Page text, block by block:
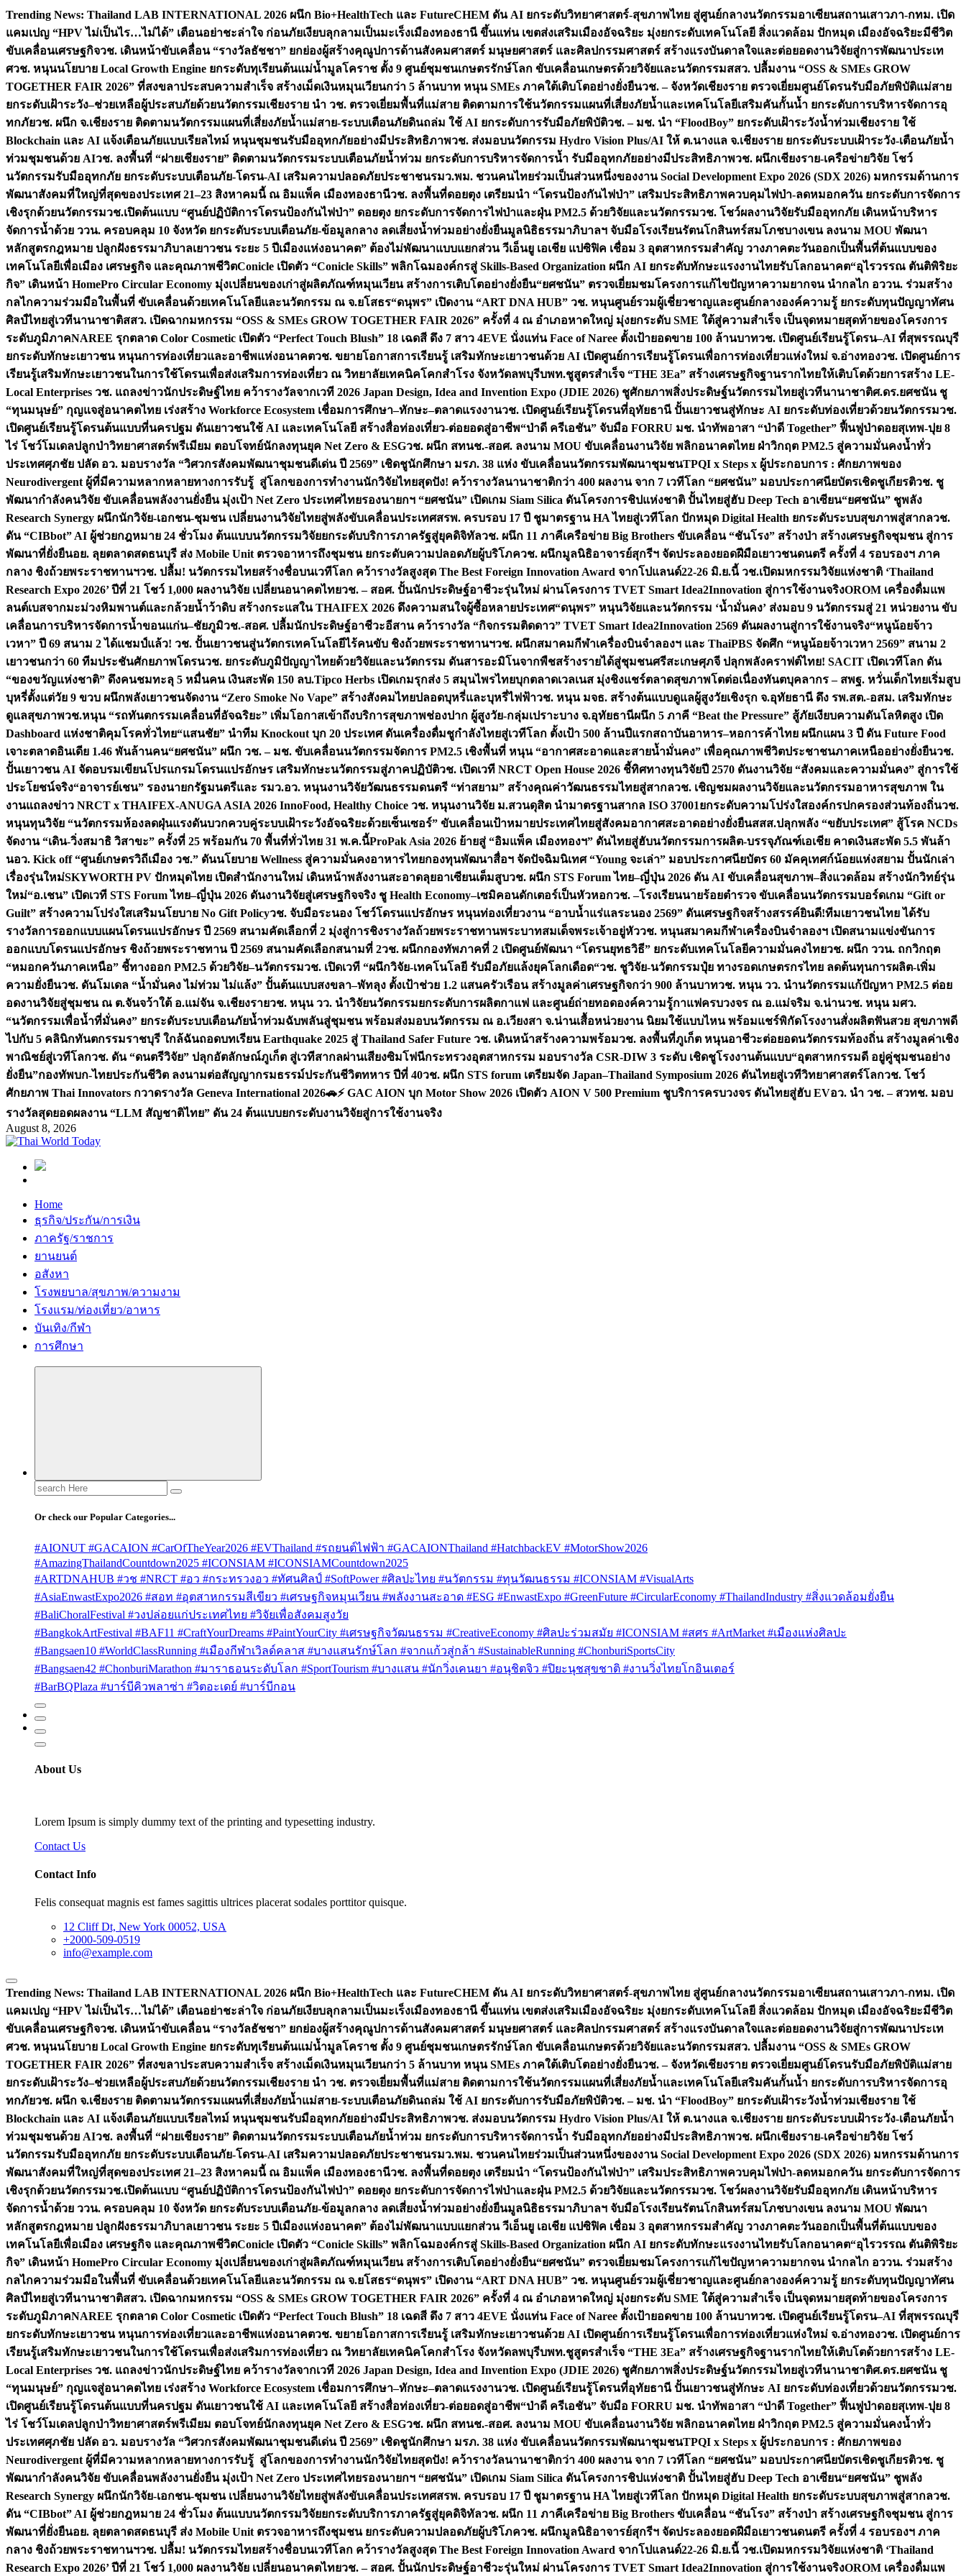
Skip
content
Trending News: Thailand LAB INTERNATIONAL 2026 ผนึก Bio+HealthTech และ FutureCHEM ดัน AI ยกระดับวิทยาศาสตร์-สุขภาพไทย สู่ศูนย์กลางนวัตกรรมอาเซียนสถานเสาวภา-กทม. เปิด
แคมเปญ “HPV ไม่เป็นไร…ไม่ได้” เตือนอย่าชะล่าใจ ก่อนภัยเงียบลุกลามเป็นมะเร็งเมืองทองธานี ขึ้นแท่น เขตส่งเสริมเมืองอัจฉริยะ มุ่งยกระดับเทคโนโลยี สิ่งแวดล้อม ปักหมุด เมืองอัจฉริยะมีชีวิต
ขับเคลื่อนเศรษฐกิจวช. เดินหน้าขับเคลื่อน “รางวัลธัชชา” ยกย่องผู้สร้างคุณูปการด้านสังคมศาสตร์ มนุษยศาสตร์ และศิลปกรรมศาสตร์ สร้างแรงบันดาลใจและต่อยอดงานวิจัยสู่การพัฒนาประเท
ศวช. หนุนนโยบาย Local Growth Engine ยกระดับทุเรียนต้นแม่น้ำมูลโคราช ตั้ง 9 ศูนย์ชุมชนเกษตรรักษ์โลก ขับเคลื่อนเกษตรด้วยวิจัยและนวัตกรรมสสว. ปลื้มงาน “OSS & SMEs GROW
TOGETHER FAIR 2026” ที่สงขลาประสบความสำเร็จ สร้างเม็ดเงินหมุนเวียนกว่า 5 ล้านบาท หนุน SMEs ภาคใต้เติบโตอย่างยั่งยืนวช. – จังหวัดเชียงราย ตรวจเยี่ยมศูนย์โดรนรับมือภัยพิบัติแม่สาย
ยกระดับเฝ้าระวัง–ช่วยเหลือผู้ประสบภัยด้วยนวัตกรรมเชียงราย นำ วช. ตรวจเยี่ยมพื้นที่แม่สาย ติดตามการใช้นวัตกรรมแผนที่เสี่ยงภัยน้ำและเทคโนโลยีเสริมคันกั้นน้ำ ยกระดับการบริหารจัดการอุ
ทกภัยวช. ผนึก จ.เชียงราย ติดตามนวัตกรรมแผนที่เสี่ยงภัยน้ำแม่สาย-ระบบเตือนภัยดินถล่ม ใช้ AI ยกระดับการรับมือภัยพิบัติวช. – มช. นำ “FloodBoy” ยกระดับเฝ้าระวังน้ำท่วมเชียงราย ใช้
Blockchain และ AI แจ้งเตือนภัยแบบเรียลไทม์ หนุนชุมชนรับมืออุทกภัยอย่างมีประสิทธิภาพวช. ส่งมอบนวัตกรรม Hydro Vision Plus/AI ให้ ต.นางแล จ.เชียงราย ยกระดับระบบเฝ้าระวัง-เตือนภัยน้ำ
ท่วมชุมชนด้วย AIวช. ลงพื้นที่ “ฝายเชียงราย” ติดตามนวัตกรรมระบบเตือนภัยน้ำท่วม ยกระดับการบริหารจัดการน้ำ รับมืออุทกภัยอย่างมีประสิทธิภาพวช. ผนึกเชียงราย-เครือข่ายวิจัย โชว์
นวัตกรรมรับมืออุทกภัย ยกระดับระบบเตือนภัย-โดรน-AI เสริมความปลอดภัยประชาชนรมว.พม. ชวนคนไทยร่วมเป็นส่วนหนึ่งของงาน Social Development Expo 2026 (SDX 2026) มหกรรมด้านการ
พัฒนาสังคมที่ใหญ่ที่สุดของประเทศ 21–23 สิงหาคมนี้ ณ อิมแพ็ค เมืองทองธานีวช. ลงพื้นที่ดอยตุง เตรียมนำ “โดรนป้องกันไฟป่า” เสริมประสิทธิภาพควบคุมไฟป่า-ลดหมอกควัน ยกระดับการจัดการ
เชิงรุกด้วยนวัตกรรมวช.เปิดต้นแบบ “ศูนย์ปฏิบัติการโดรนป้องกันไฟป่า” ดอยตุง ยกระดับการจัดการไฟป่าและฝุ่น PM2.5 ด้วยวิจัยและนวัตกรรมวช. โชว์ผลงานวิจัยรับมืออุทกภัย เดินหน้าบริหาร
จัดการน้ำด้วย ววน. ครอบคลุม 10 จังหวัด ยกระดับระบบเตือนภัย-ข้อมูลกลาง ลดเสี่ยงน้ำท่วมอย่างยั่งยืนมูลนิธิธรรมาภิบาลฯ จับมือโรงเรียนรัตนโกสินทร์สมโภชบางเขน ลงนาม MOU พัฒนา
หลักสูตรกฎหมาย ปลูกฝังธรรมาภิบาลเยาวชน ระยะ 5 ปีเมืองแห่งอนาคต” ต้องไม่พัฒนาแบบแยกส่วน วีเอ็นยู เอเชีย แปซิฟิค เชื่อม 3 อุตสาหกรรมสำคัญ วางภาคตะวันออกเป็นพื้นที่ต้นแบบของ
เทคโนโลยีเพื่อเมือง เศรษฐกิจ และคุณภาพชีวิตConicle เปิดตัว “Conicle Skills” พลิกโฉมองค์กรสู่ Skills-Based Organization ผนึก AI ยกระดับทักษะแรงงานไทยรับโลกอนาคต“อุไรวรรณ ตันติพิริยะ
กิจ” เดินหน้า HomePro Circular Economy มุ่งเปลี่ยนของเก่าสู่ผลิตภัณฑ์หมุนเวียน สร้างการเติบโตอย่างยั่งยืน“ยศชนัน” ตรวจเยี่ยมชมโครงการแก้ไขปัญหาความยากจน นำกลไก อววน. ร่วมสร้าง
กลไกความร่วมมือในพื้นที่ ขับเคลื่อนด้วยเทคโนโลยีและนวัตกรรม ณ จ.ยโสธร“ดนุพร” เปิดงาน “ART DNA HUB” วช. หนุนศูนย์รวมผู้เชี่ยวชาญและศูนย์กลางองค์ความรู้ ยกระดับทุนปัญญาทัศน
ศิลป์ไทยสู่เวทีนานาชาติสสว. เปิดฉากมหกรรม “OSS & SMEs GROW TOGETHER FAIR 2026” ครั้งที่ 4 ณ อำเภอหาดใหญ่ มุ่งยกระดับ SME ใต้สู่ความสำเร็จ เป็นจุดหมายสุดท้ายของโครงการ
ระดับภูมิภาคNAREE รุกตลาด Color Cosmetic เปิดตัว “Perfect Touch Blush” 18 เฉดสี ดึง 7 สาว 4EVE นั่งแท่น Face of Naree ตั้งเป้ายอดขาย 100 ล้านบาทวช. เปิดศูนย์เรียนรู้โดรน–AI ที่สุพรรณบุรี
ยกระดับทักษะเยาวชน หนุนการท่องเที่ยวและอาชีพแห่งอนาคตวช. ขยายโอกาสการเรียนรู้ เสริมทักษะเยาวชนด้วย AI เปิดศูนย์การเรียนรู้โดรนเพื่อการท่องเที่ยวแห่งใหม่ จ.อ่างทองวช. เปิดศูนย์การ
เรียนรู้เสริมทักษะเยาวชนในการใช้โดรนเพื่อส่งเสริมการท่องเที่ยว ณ วิทยาลัยเทคนิคโคกสำโรง จังหวัดลพบุรีบพท.ชูสูตรสำเร็จ “THE 3Ea” สร้างเศรษฐกิจฐานรากไทยให้เติบโตด้วยการสร้าง LE-
Local Enterprises วช. แถลงข่าวนักประดิษฐ์ไทย คว้ารางวัลจากเวที 2026 Japan Design, Idea and Invention Expo (JDIE 2026) ชูศักยภาพสิ่งประดิษฐ์นวัตกรรมไทยสู่เวทีนานาชาติศ.ดร.ยศชนัน ชู
“ทุนมนุษย์” กุญแจสู่อนาคตไทย เร่งสร้าง Workforce Ecosystem เชื่อมการศึกษา–ทักษะ–ตลาดแรงงานวช. เปิดศูนย์เรียนรู้โดรนที่อุทัยธานี ปั้นเยาวชนสู่ทักษะ AI ยกระดับท่องเที่ยวด้วยนวัตกรรมวช.
เปิดศูนย์เรียนรู้โดรนต้นแบบที่นครปฐม ดันเยาวชนใช้ AI และเทคโนโลยี สร้างสื่อท่องเที่ยว-ต่อยอดสู่อาชีพ“ป่าดี ครีเอชัน” จับมือ FORRU มช. นำทัพอาสา “ป่าดี Together” ฟื้นฟูป่าดอยสุเทพ-ปุย 8
ไร่ โชว์โมเดลปลูกป่าวิทยาศาสตร์พรีเมียม ตอบโจทย์นักลงทุนยุค Net Zero & ESGวช. ผนึก สทนช.-สอศ. ลงนาม MOU ขับเคลื่อนงานวิจัย พลิกอนาคตไทย ฝ่าวิกฤต PM2.5 สู่ความมั่นคงน้ำทั่ว
ประเทศศุภชัย ปลัด อว. มอบรางวัล “วิศวกรสังคมพัฒนาชุมชนดีเด่น ปี 2569” เชิดชูนักศึกษา มรภ. 38 แห่ง ขับเคลื่อนนวัตกรรมพัฒนาชุมชนTPQI x Steps x ผู้ประกอบการ : ศักยภาพของ
Neurodivergent ผู้ที่มีความหลากหลายทางการรับรู้ สู่โลกของการทำงานนักวิจัยไทยสุดปัง! คว้ารางวัลนานาชาติกว่า 400 ผลงาน จาก 7 เวทีโลก “ยศชนัน” มอบประกาศนียบัตรเชิดชูเกียรติวช. ชู
พัฒนากำลังคนวิจัย ขับเคลื่อนพลังงานยั่งยืน มุ่งเป้า Net Zero ประเทศไทยรองนายกฯ “ยศชนัน” เปิดเกม Siam Silica ดันโครงการชิปแห่งชาติ ปั้นไทยสู่ฮับ Deep Tech อาเซียน“ยศชนัน” ชูพลัง
Research Synergy ผนึกนักวิจัย-เอกชน-ชุมชน เปลี่ยนงานวิจัยไทยสู่พลังขับเคลื่อนประเทศสรพ. ครบรอบ 17 ปี ชูมาตรฐาน HA ไทยสู่เวทีโลก ปักหมุด Digital Health ยกระดับระบบสุขภาพสู่สากลวช.
ดัน “CIBbot” AI ผู้ช่วยกฎหมาย 24 ชั่วโมง ต้นแบบนวัตกรรมวิจัยยกระดับบริการภาครัฐสู่ยุคดิจิทัลวช. ผนึก 11 ภาคีเครือข่าย Big Brothers ขับเคลื่อน “ชันโรง” สร้างป่า สร้างเศรษฐกิจชุมชน สู่การ
พัฒนาที่ยั่งยืนอย. ลุยตลาดสดธนบุรี ส่ง Mobile Unit ตรวจอาหารถึงชุมชน ยกระดับความปลอดภัยผู้บริโภควช. ผนึกมูลนิธิอาจารย์สุกรีฯ จัดประลองยอดฝีมือเยาวชนดนตรี ครั้งที่ 4 รอบรองฯ ภาค
กลาง ชิงถ้วยพระราชทานฯวช. ปลื้ม! นวัตกรรมไทยสร้างชื่อบนเวทีโลก คว้ารางวัลสูงสุด The Best Foreign Innovation Award จากโปแลนด์22-26 มิ.ย.นี้ วช.เปิดมหกรรมวิจัยแห่งชาติ ‘Thailand
Research Expo 2026’ ปีที่ 21 โชว์ 1,000 ผลงานวิจัย เปลี่ยนอนาคตไทยวช. – สอศ. ปั้นนักประดิษฐ์อาชีวะรุ่นใหม่ ผ่านโครงการ TVET Smart Idea2Innovation สู่การใช้งานจริงOROM เครื่องดื่มแพ
ลนต์เบสจากมะม่วงหิมพานต์และกล้วยน้ำว้าดิบ สร้างกระแสใน THAIFEX 2026 ดึงความสนใจผู้ซื้อหลายประเทศ“ดนุพร” หนุนวิจัยและนวัตกรรม ‘น้ำมั่นคง’ ส่งมอบ 9 นวัตกรรมสู่ 21 หน่วยงาน ขับ
เคลื่อนการบริหารจัดการน้ำขอนแก่น–ชัยภูมิวช.-สอศ. ปลื้มนักประดิษฐ์อาชีวะอีสาน คว้ารางวัล “กิจกรรมติดดาว” TVET Smart Idea2Innovation 2569 ดันผลงานสู่การใช้งานจริง“หนูน้อยจ้าว
เวหา” ปี 69 สนาม 2 ได้แชมป์แล้ว! วช. ปั้นเยาวชนสู่นวัตกรเทคโนโลยีไร้คนขับ ชิงถ้วยพระราชทานฯวช. ผนึกสมาคมกีฬาเครื่องบินจำลองฯ และ ThaiPBS จัดศึก “หนูน้อยจ้าวเวหา 2569” สนาม 2
เยาวชนกว่า 60 ทีมประชันศักยภาพโดรนวช. ยกระดับภูมิปัญญาไทยด้วยวิจัยและนวัตกรรม ดันสารอะมิโนจากพืชสร้างรายได้สู่ชุมชนศรีสะเกษศุภจี ปลุกพลังคราฟต์ไทย! SACIT เปิดเวทีโลก ดัน
“ของขวัญแห่งชาติ” ดึงคนชมทะลุ 5 หมื่นคน เงินสะพัด 150 ลบ.Tipco Herbs เปิดเกมรุกส่ง 5 สมุนไพรไทยบุกตลาดเวลเนส มุ่งชิงแชร์ตลาดสุขภาพโตต่อเนื่องทันตบุคลากร – สพฐ. หวั่นเด็กไทยเริ่มสูบ
บุหรี่ตั้งแต่วัย 9 ขวบ ผนึกพลังเยาวชนจัดงาน “Zero Smoke No Vape” สร้างสังคมไทยปลอดบุหรี่และบุหรี่ไฟฟ้าวช. หนุน มจธ. สร้างต้นแบบดูแลผู้สูงวัยเชิงรุก จ.อุทัยธานี ดึง รพ.สต.-อสม. เสริมทักษะ
ดูแลสุขภาพวช.หนุน “รถทันตกรรมเคลื่อนที่อัจฉริยะ” เพิ่มโอกาสเข้าถึงบริการสุขภาพช่องปาก ผู้สูงวัย-กลุ่มเปราะบาง จ.อุทัยธานีผนึก 5 ภาคี “Beat the Pressure” สู้ภัยเงียบความดันโลหิตสูง เปิด
Dashboard แห่งชาติคุมโรคทั่วไทย“แสนชัย” นำทีม Knockout บุก 20 ประเทศ ดันเครื่องดื่มชูกำลังไทยสู่เวทีโลก ตั้งเป้า 500 ล้านปีแรกสถาบันอาหาร–หอการค้าไทย ผนึกแผน 3 ปี ดัน Future Food
เจาะตลาดอินเดีย 1.46 พันล้านคน“ยศชนัน” ผนึก วช. – มช. ขับเคลื่อนนวัตกรรมจัดการ PM2.5 เชิงพื้นที่ หนุน “อากาศสะอาดและสายน้ำมั่นคง” เพื่อคุณภาพชีวิตประชาชนภาคเหนืออย่างยั่งยืนวช.
ปั้นเยาวชน AI จัดอบรมเขียนโปรแกรมโดรนแปรอักษร เสริมทักษะนวัตกรรมสู่ภาคปฏิบัติวช. เปิดเวที NRCT Open House 2026 ชี้ทิศทางทุนวิจัยปี 2570 ดันงานวิจัย “สังคมและความมั่นคง” สู่การใช้
ประโยชน์จริง“อาจารย์เชน” รองนายกรัฐมนตรีและ รมว.อว. หนุนงานวิจัยวัฒนธรรมดนตรี “ท่าสยาม” สร้างคุณค่าวัฒนธรรมไทยสู่สากลวช. เชิญชมผลงานวิจัยและนวัตกรรมอาหารสุขภาพ ใน
งานแถลงข่าว NRCT x THAIFEX-ANUGA ASIA 2026 InnoFood, Healthy Choice วช. หนุนงานวิจัย ม.สวนดุสิต นำมาตรฐานสากล ISO 37001ยกระดับความโปร่งใสองค์กรปกครองส่วนท้องถิ่นวช.
หนุนทุนวิจัย “นวัตกรรมห้องลดฝุ่นแรงดันบวกควบคู่ระบบเฝ้าระวังอัจฉริยะด้วยเซ็นเซอร์” ขับเคลื่อนเป้าหมายประเทศไทยสู่สังคมอากาศสะอาดอย่างยั่งยืนสสส.ปลุกพลัง “ขยับประเทศ” สู้โรค NCDs
จัดงาน “เดิน-วิ่งสมาธิ วิสาขะ” ครั้งที่ 25 พร้อมกัน 70 พื้นที่ทั่วไทย 31 พ.ค.นี้ProPak Asia 2026 ย้ายสู่ “อิมแพ็ค เมืองทองฯ” ดันไทยสู่ฮับนวัตกรรมการผลิต-บรรจุภัณฑ์เอเชีย คาดเงินสะพัด 5.5 พันล้า
นอว. Kick off “ศูนย์เกษตรวิถีเมือง วช.” ดันนโยบาย Wellness สู่ความมั่นคงอาหารไทยกองทุนพัฒนาสื่อฯ จัดปัจฉิมนิเทศ “Young จะเล่า” มอบประกาศนียบัตร 60 มัคคุเทศก์น้อยแห่งสยาม ปั้นนักเล่า
เรื่องรุ่นใหม่SKYWORTH PV ปักหมุดไทย เปิดสำนักงานใหม่ เดินหน้าพลังงานสะอาดลุยอาเซียนเต็มสูบวช. ผนึก STS Forum ไทย–ญี่ปุ่น 2026 ดัน AI ขับเคลื่อนสุขภาพ–สิ่งแวดล้อม สร้างนักวิทย์รุ่น
ใหม่“อ.เชน” เปิดเวที STS Forum ไทย–ญี่ปุ่น 2026 ดันงานวิจัยสู่เศรษฐกิจจริง ชู Health Economy–เซมิคอนดักเตอร์เป็นหัวหอกวช. –โรงเรียนนายร้อยตำรวจ ขับเคลื่อนนวัตกรรมบอร์ดเกม “Gift or
Guilt” สร้างความโปร่งใสเสริมนโยบาย No Gift Policyวช. จับมือระนอง โชว์โดรนแปรอักษร หนุนท่องเที่ยวงาน “อาบน้ำแร่แลระนอง 2569” ดันเศรษฐกิจสร้างสรรค์ยินดี!ทีมเยาวชนไทย ได้รับ
รางวัลการออกแบบแผนโดรนแปรอักษร ปี 2569 สนามคัดเลือกที่ 2 มุ่งสู่การชิงรางวัลถ้วยพระราชทานพระบาทสมเด็จพระเจ้าอยู่หัววช. หนุนสมาคมกีฬาเครื่องบินจำลองฯ เปิดสนามแข่งขันการ
ออกแบบโดรนแปรอักษร ชิงถ้วยพระราชทาน ปี 2569 สนามคัดเลือกสนามที่ 2วช. ผนึกกองทัพภาคที่ 2 เปิดศูนย์พัฒนา “โดรนยุทธวิธี” ยกระดับเทคโนโลยีความมั่นคงไทยวช. ผนึก ววน. ถกวิกฤต
“หมอกควันภาคเหนือ” ชี้ทางออก PM2.5 ด้วยวิจัย–นวัตกรรมวช. เปิดเวที “ผนึกวิจัย-เทคโนโลยี รับมือภัยแล้งยุคโลกเดือด“วช. ชูวิจัย-นวัตกรรมปุ๋ย ทางรอดเกษตรกรไทย ลดต้นทุนการผลิต-เพิ่ม
ความยั่งยืนวช. ดันโมเดล “น้ำมั่นคง ไม่ท่วม ไม่แล้ง” ปั้นต้นแบบสงขลา–พัทลุง ตั้งเป้าช่วย 1.2 แสนครัวเรือน สร้างมูลค่าเศรษฐกิจกว่า 900 ล้านบาทวช. หนุน วว. นำนวัตกรรมแก้ปัญหา PM2.5 ต่อย
อดงานวิจัยสู่ชุมชน ณ ต.จันจว้าใต้ อ.แม่จัน จ.เชียงรายวช. หนุน วว. นำวิจัยนวัตกรรมยกระดับการผลิตกาแฟ และศูนย์ถ่ายทอดองค์ความรู้กาแฟครบวงจร ณ อ.แม่จริม จ.น่านวช. หนุน มศว.
“นวัตกรรมเพื่อน้ำที่มั่นคง” ยกระดับระบบเตือนภัยน้ำท่วมฉับพลันสู่ชุมชน พร้อมส่งมอบนวัตกรรม ณ อ.เวียงสา จ.น่านเสื้อหน่วยงาน นิยมใช้แบบไหน พร้อมแชร์พิกัดโรงงานสั่งผลิตฟันสวย สุขภาพดี
ไปกับ 5 คลินิกทันตกรรมราชบุรี ใกล้ฉันถอดบทเรียน Earthquake 2025 สู่ Thailand Safer Future วช. เดินหน้าสร้างความพร้อมวช. ลงพื้นที่ภูเก็ต หนุนอาชีวะต่อยอดนวัตกรรมท้องถิ่น สร้างมูลค่าเชิง
พาณิชย์สู่เวทีโลกวช. ดัน “ดนตรีวิจัย” ปลุกอัตลักษณ์ภูเก็ต สู่เวทีสากลผ่านเสียงซิมโฟนีกระทรวงอุตสาหกรรม มอบรางวัล CSR-DIW 3 ระดับ เชิดชูโรงงานต้นแบบ“อุตสาหกรรมดี อยู่คู่ชุมชนอย่าง
ยั่งยืน”กองทัพบก-ไทยประกันชีวิต ลงนามต่อสัญญากรมธรรม์ประกันชีวิตทหาร ปีที่ 40วช. ผนึก STS forum เตรียมจัด Japan–Thailand Symposium 2026 ดันไทยสู่เวทีวิทยาศาสตร์โลกวช. โชว์
ศักยภาพ Thai Innovators กวาดรางวัล Geneva International 2026🚗⚡️ GAC AION บุก Motor Show 2026 เปิดตัว AION V 500 Premium ชูบริการครบวงจร ดันไทยสู่ฮับ EVอว. นำ วช. – สวทช. มอบ
รางวัลสุดยอดผลงาน “LLM สัญชาติไทย” ดัน 24 ต้นแบบยกระดับงานวิจัยสู่การใช้งานจริง
August 8, 2026
Home
ธุรกิจ/ประกัน/การเงิน
ภาครัฐ/ราชการ
ยานยนต์
อสังหา
โรงพยบาล/สุขภาพ/ความงาม
โรงแรม/ท่องเที่ยว/อาหาร
บันเทิง/กีฬา
การศึกษา
Search
for:
Or check our Popular Categories...
#AIONUT #GACAION #CarOfTheYear2026 #EVThailand #รถยนต์ไฟฟ้า #GACAIONThailand #HatchbackEV #MotorShow2026
#AmazingThailandCountdown2025 #ICONSIAM #ICONSIAMCountdown2025
#ARTDNAHUB #วช #NRCT #อว #กระทรวงอว #ทัศนศิลป์ #SoftPower #ศิลปะไทย #นวัตกรรม #ทุนวัฒนธรรม #ICONSIAM #VisualArts
#AsiaEnwastExpo2026 #สอท #อุตสาหกรรมสีเขียว #เศรษฐกิจหมุนเวียน #พลังงานสะอาด #ESG #EnwastExpo #GreenFuture #CircularEconomy #ThailandIndustry #สิ่งแวดล้อมยั่งยืน
#BaliChoralFestival #วงปล่อยแก่ประเทศไทย #วิจัยเพื่อสังคมสูงวัย
#BangkokArtFestival #BAF11 #CraftYourDreams #PaintYourCity #เศรษฐกิจวัฒนธรรม #CreativeEconomy #ศิลปะร่วมสมัย #ICONSIAM #สศร #ArtMarket #เมืองแห่งศิลปะ
#Bangsaen10 #WorldClassRunning #เมืองกีฬาเวิลด์คลาส #บางแสนรักษ์โลก #จากแก้วสู่กล้า #SustainableRunning #ChonburiSportsCity
#Bangsaen42 #ChonburiMarathon #มาราธอนระดับโลก #SportTourism #บางแสน #นักวิ่งเคนยา #อนุชิตจิว #ปิยะนุชสุขชาติ #งานวิ่งไทยโกอินเตอร์
#BarBQPlaza #บาร์บีคิวพลาซ่า #วิตอะเดย์ #บาร์บีกอน
About Us
Lorem Ipsum is simply dummy text of the printing and typesetting industry.
Contact Us
Contact Info
Felis consequat magnis est fames sagittis ultrices placerat sodales porttitor quisque.
12 Cliff Dt, New York 00052, USA
+2000-509-0519
info@example.com
Trending News: Thailand LAB INTERNATIONAL 2026 ผนึก Bio+HealthTech และ FutureCHEM ดัน AI ยกระดับวิทยาศาสตร์-สุขภาพไทย สู่ศูนย์กลางนวัตกรรมอาเซียนสถานเสาวภา-กทม. เปิด
แคมเปญ “HPV ไม่เป็นไร…ไม่ได้” เตือนอย่าชะล่าใจ ก่อนภัยเงียบลุกลามเป็นมะเร็งเมืองทองธานี ขึ้นแท่น เขตส่งเสริมเมืองอัจฉริยะ มุ่งยกระดับเทคโนโลยี สิ่งแวดล้อม ปักหมุด เมืองอัจฉริยะมีชีวิต
ขับเคลื่อนเศรษฐกิจวช. เดินหน้าขับเคลื่อน “รางวัลธัชชา” ยกย่องผู้สร้างคุณูปการด้านสังคมศาสตร์ มนุษยศาสตร์ และศิลปกรรมศาสตร์ สร้างแรงบันดาลใจและต่อยอดงานวิจัยสู่การพัฒนาประเท
ศวช. หนุนนโยบาย Local Growth Engine ยกระดับทุเรียนต้นแม่น้ำมูลโคราช ตั้ง 9 ศูนย์ชุมชนเกษตรรักษ์โลก ขับเคลื่อนเกษตรด้วยวิจัยและนวัตกรรมสสว. ปลื้มงาน “OSS & SMEs GROW
TOGETHER FAIR 2026” ที่สงขลาประสบความสำเร็จ สร้างเม็ดเงินหมุนเวียนกว่า 5 ล้านบาท หนุน SMEs ภาคใต้เติบโตอย่างยั่งยืนวช. – จังหวัดเชียงราย ตรวจเยี่ยมศูนย์โดรนรับมือภัยพิบัติแม่สาย
ยกระดับเฝ้าระวัง–ช่วยเหลือผู้ประสบภัยด้วยนวัตกรรมเชียงราย นำ วช. ตรวจเยี่ยมพื้นที่แม่สาย ติดตามการใช้นวัตกรรมแผนที่เสี่ยงภัยน้ำและเทคโนโลยีเสริมคันกั้นน้ำ ยกระดับการบริหารจัดการอุ
ทกภัยวช. ผนึก จ.เชียงราย ติดตามนวัตกรรมแผนที่เสี่ยงภัยน้ำแม่สาย-ระบบเตือนภัยดินถล่ม ใช้ AI ยกระดับการรับมือภัยพิบัติวช. – มช. นำ “FloodBoy” ยกระดับเฝ้าระวังน้ำท่วมเชียงราย ใช้
Blockchain และ AI แจ้งเตือนภัยแบบเรียลไทม์ หนุนชุมชนรับมืออุทกภัยอย่างมีประสิทธิภาพวช. ส่งมอบนวัตกรรม Hydro Vision Plus/AI ให้ ต.นางแล จ.เชียงราย ยกระดับระบบเฝ้าระวัง-เตือนภัยน้ำ
ท่วมชุมชนด้วย AIวช. ลงพื้นที่ “ฝายเชียงราย” ติดตามนวัตกรรมระบบเตือนภัยน้ำท่วม ยกระดับการบริหารจัดการน้ำ รับมืออุทกภัยอย่างมีประสิทธิภาพวช. ผนึกเชียงราย-เครือข่ายวิจัย โชว์
นวัตกรรมรับมืออุทกภัย ยกระดับระบบเตือนภัย-โดรน-AI เสริมความปลอดภัยประชาชนรมว.พม. ชวนคนไทยร่วมเป็นส่วนหนึ่งของงาน Social Development Expo 2026 (SDX 2026) มหกรรมด้านการ
พัฒนาสังคมที่ใหญ่ที่สุดของประเทศ 21–23 สิงหาคมนี้ ณ อิมแพ็ค เมืองทองธานีวช. ลงพื้นที่ดอยตุง เตรียมนำ “โดรนป้องกันไฟป่า” เสริมประสิทธิภาพควบคุมไฟป่า-ลดหมอกควัน ยกระดับการจัดการ
เชิงรุกด้วยนวัตกรรมวช.เปิดต้นแบบ “ศูนย์ปฏิบัติการโดรนป้องกันไฟป่า” ดอยตุง ยกระดับการจัดการไฟป่าและฝุ่น PM2.5 ด้วยวิจัยและนวัตกรรมวช. โชว์ผลงานวิจัยรับมืออุทกภัย เดินหน้าบริหาร
จัดการน้ำด้วย ววน. ครอบคลุม 10 จังหวัด ยกระดับระบบเตือนภัย-ข้อมูลกลาง ลดเสี่ยงน้ำท่วมอย่างยั่งยืนมูลนิธิธรรมาภิบาลฯ จับมือโรงเรียนรัตนโกสินทร์สมโภชบางเขน ลงนาม MOU พัฒนา
หลักสูตรกฎหมาย ปลูกฝังธรรมาภิบาลเยาวชน ระยะ 5 ปีเมืองแห่งอนาคต” ต้องไม่พัฒนาแบบแยกส่วน วีเอ็นยู เอเชีย แปซิฟิค เชื่อม 3 อุตสาหกรรมสำคัญ วางภาคตะวันออกเป็นพื้นที่ต้นแบบของ
เทคโนโลยีเพื่อเมือง เศรษฐกิจ และคุณภาพชีวิตConicle เปิดตัว “Conicle Skills” พลิกโฉมองค์กรสู่ Skills-Based Organization ผนึก AI ยกระดับทักษะแรงงานไทยรับโลกอนาคต“อุไรวรรณ ตันติพิริยะ
กิจ” เดินหน้า HomePro Circular Economy มุ่งเปลี่ยนของเก่าสู่ผลิตภัณฑ์หมุนเวียน สร้างการเติบโตอย่างยั่งยืน“ยศชนัน” ตรวจเยี่ยมชมโครงการแก้ไขปัญหาความยากจน นำกลไก อววน. ร่วมสร้าง
กลไกความร่วมมือในพื้นที่ ขับเคลื่อนด้วยเทคโนโลยีและนวัตกรรม ณ จ.ยโสธร“ดนุพร” เปิดงาน “ART DNA HUB” วช. หนุนศูนย์รวมผู้เชี่ยวชาญและศูนย์กลางองค์ความรู้ ยกระดับทุนปัญญาทัศน
ศิลป์ไทยสู่เวทีนานาชาติสสว. เปิดฉากมหกรรม “OSS & SMEs GROW TOGETHER FAIR 2026” ครั้งที่ 4 ณ อำเภอหาดใหญ่ มุ่งยกระดับ SME ใต้สู่ความสำเร็จ เป็นจุดหมายสุดท้ายของโครงการ
ระดับภูมิภาคNAREE รุกตลาด Color Cosmetic เปิดตัว “Perfect Touch Blush” 18 เฉดสี ดึง 7 สาว 4EVE นั่งแท่น Face of Naree ตั้งเป้ายอดขาย 100 ล้านบาทวช. เปิดศูนย์เรียนรู้โดรน–AI ที่สุพรรณบุรี
ยกระดับทักษะเยาวชน หนุนการท่องเที่ยวและอาชีพแห่งอนาคตวช. ขยายโอกาสการเรียนรู้ เสริมทักษะเยาวชนด้วย AI เปิดศูนย์การเรียนรู้โดรนเพื่อการท่องเที่ยวแห่งใหม่ จ.อ่างทองวช. เปิดศูนย์การ
เรียนรู้เสริมทักษะเยาวชนในการใช้โดรนเพื่อส่งเสริมการท่องเที่ยว ณ วิทยาลัยเทคนิคโคกสำโรง จังหวัดลพบุรีบพท.ชูสูตรสำเร็จ “THE 3Ea” สร้างเศรษฐกิจฐานรากไทยให้เติบโตด้วยการสร้าง LE-
Local Enterprises วช. แถลงข่าวนักประดิษฐ์ไทย คว้ารางวัลจากเวที 2026 Japan Design, Idea and Invention Expo (JDIE 2026) ชูศักยภาพสิ่งประดิษฐ์นวัตกรรมไทยสู่เวทีนานาชาติศ.ดร.ยศชนัน ชู
“ทุนมนุษย์” กุญแจสู่อนาคตไทย เร่งสร้าง Workforce Ecosystem เชื่อมการศึกษา–ทักษะ–ตลาดแรงงานวช. เปิดศูนย์เรียนรู้โดรนที่อุทัยธานี ปั้นเยาวชนสู่ทักษะ AI ยกระดับท่องเที่ยวด้วยนวัตกรรมวช.
เปิดศูนย์เรียนรู้โดรนต้นแบบที่นครปฐม ดันเยาวชนใช้ AI และเทคโนโลยี สร้างสื่อท่องเที่ยว-ต่อยอดสู่อาชีพ“ป่าดี ครีเอชัน” จับมือ FORRU มช. นำทัพอาสา “ป่าดี Together” ฟื้นฟูป่าดอยสุเทพ-ปุย 8
ไร่ โชว์โมเดลปลูกป่าวิทยาศาสตร์พรีเมียม ตอบโจทย์นักลงทุนยุค Net Zero & ESGวช. ผนึก สทนช.-สอศ. ลงนาม MOU ขับเคลื่อนงานวิจัย พลิกอนาคตไทย ฝ่าวิกฤต PM2.5 สู่ความมั่นคงน้ำทั่ว
ประเทศศุภชัย ปลัด อว. มอบรางวัล “วิศวกรสังคมพัฒนาชุมชนดีเด่น ปี 2569” เชิดชูนักศึกษา มรภ. 38 แห่ง ขับเคลื่อนนวัตกรรมพัฒนาชุมชนTPQI x Steps x ผู้ประกอบการ : ศักยภาพของ
Neurodivergent ผู้ที่มีความหลากหลายทางการรับรู้ สู่โลกของการทำงานนักวิจัยไทยสุดปัง! คว้ารางวัลนานาชาติกว่า 400 ผลงาน จาก 7 เวทีโลก “ยศชนัน” มอบประกาศนียบัตรเชิดชูเกียรติวช. ชู
พัฒนากำลังคนวิจัย ขับเคลื่อนพลังงานยั่งยืน มุ่งเป้า Net Zero ประเทศไทยรองนายกฯ “ยศชนัน” เปิดเกม Siam Silica ดันโครงการชิปแห่งชาติ ปั้นไทยสู่ฮับ Deep Tech อาเซียน“ยศชนัน” ชูพลัง
Research Synergy ผนึกนักวิจัย-เอกชน-ชุมชน เปลี่ยนงานวิจัยไทยสู่พลังขับเคลื่อนประเทศสรพ. ครบรอบ 17 ปี ชูมาตรฐาน HA ไทยสู่เวทีโลก ปักหมุด Digital Health ยกระดับระบบสุขภาพสู่สากลวช.
ดัน “CIBbot” AI ผู้ช่วยกฎหมาย 24 ชั่วโมง ต้นแบบนวัตกรรมวิจัยยกระดับบริการภาครัฐสู่ยุคดิจิทัลวช. ผนึก 11 ภาคีเครือข่าย Big Brothers ขับเคลื่อน “ชันโรง” สร้างป่า สร้างเศรษฐกิจชุมชน สู่การ
พัฒนาที่ยั่งยืนอย. ลุยตลาดสดธนบุรี ส่ง Mobile Unit ตรวจอาหารถึงชุมชน ยกระดับความปลอดภัยผู้บริโภควช. ผนึกมูลนิธิอาจารย์สุกรีฯ จัดประลองยอดฝีมือเยาวชนดนตรี ครั้งที่ 4 รอบรองฯ ภาค
กลาง ชิงถ้วยพระราชทานฯวช. ปลื้ม! นวัตกรรมไทยสร้างชื่อบนเวทีโลก คว้ารางวัลสูงสุด The Best Foreign Innovation Award จากโปแลนด์22-26 มิ.ย.นี้ วช.เปิดมหกรรมวิจัยแห่งชาติ ‘Thailand
Research Expo 2026’ ปีที่ 21 โชว์ 1,000 ผลงานวิจัย เปลี่ยนอนาคตไทยวช. – สอศ. ปั้นนักประดิษฐ์อาชีวะรุ่นใหม่ ผ่านโครงการ TVET Smart Idea2Innovation สู่การใช้งานจริงOROM เครื่องดื่มแพ